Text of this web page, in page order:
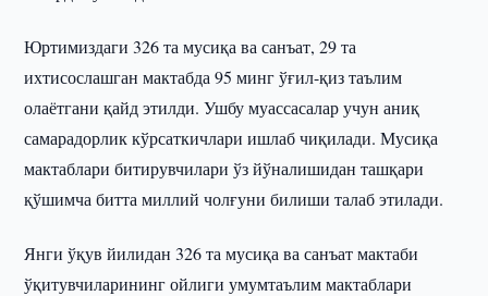
Юртимиздаги 326 та мусиқа ва санъат, 29 та
ихтисослашган мактабда 95 минг ўғил-қиз таълим
олаётгани қайд этилди. Ушбу муассасалар учун аниқ
самарадорлик кўрсаткичлари ишлаб чиқилади. Мусиқа
мактаблари битирувчилари ўз йўналишидан ташқари
қўшимча битта миллий чолғуни билиши талаб этилади.
Янги ўқув йилидан 326 та мусиқа ва санъат мактаби
ўқитувчиларининг ойлиги умумтаълим мактаблари